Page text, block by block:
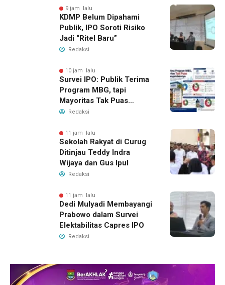
9 jam lalu
KDMP Belum Dipahami
Publik, IPO Soroti Risiko
Jadi “Ritel Baru”
Redaksi
10 jam lalu
Survei IPO: Publik Terima
Program MBG, tapi
Mayoritas Tak Puas
dengan Pengelolaannya
Redaksi
11 jam lalu
Sekolah Rakyat di Curug
Ditinjau Teddy Indra
Wijaya dan Gus Ipul
Redaksi
11 jam lalu
Dedi Mulyadi Membayangi
Prabowo dalam Survei
Elektabilitas Capres IPO
Redaksi